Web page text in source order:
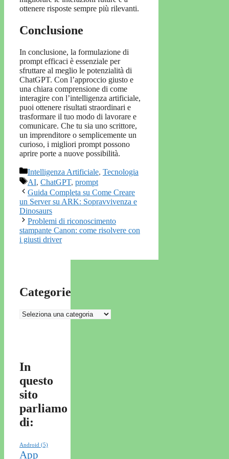
ottenere risposte sempre più rilevanti.
Conclusione
In conclusione, la formulazione di
prompt efficaci è essenziale per
sfruttare al meglio le potenzialità di
ChatGPT. Con l’approccio giusto e
una chiara comprensione di come
interagire con l’intelligenza artificiale,
puoi ottenere risultati straordinari e
trasformare il tuo modo di lavorare e
comunicare. Che tu sia uno scrittore,
un imprenditore o semplicemente un
curioso, i migliori prompt possono
aprire porte a nuove possibilità.
Categorie
Intelligenza Artificiale, Tecnologia
Tag
AI, ChatGPT, prompt
Guida Completa su Come Creare
un Server su ARK: Sopravvivenza e
Dinosaurs
Problemi di riconoscimento
stampante Canon: come risolvere con
i giusti driver
Categorie
Categorie
In
questo
sito
parliamo
di:
Android (5)
App